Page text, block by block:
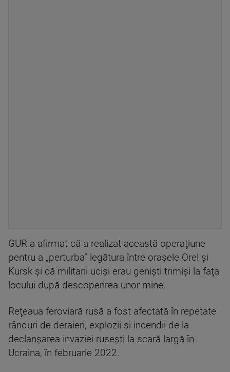
GUR a afirmat că a realizat această operaţiune
pentru a „perturba” legătura între oraşele Orel şi
Kursk şi că militarii ucişi erau genişti trimişi la faţa
locului după descoperirea unor mine.
Reţeaua feroviară rusă a fost afectată în repetate
rânduri de deraieri, explozii şi incendii de la
declanşarea invaziei ruseşti la scară largă în
Ucraina, în februarie 2022.